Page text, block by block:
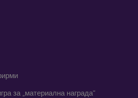
за „материална награда“